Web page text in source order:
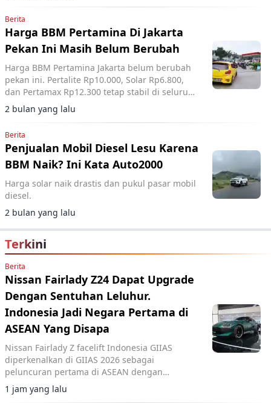
Berita
Harga BBM Pertamina Di Jakarta
Pekan Ini Masih Belum Berubah
Harga BBM Pertamina Jakarta belum berubah
pekan ini. Pertalite Rp10.000, Solar Rp6.800,
dan Pertamax Rp12.300 tetap stabil di seluruh
SPBU.
2 bulan yang lalu
Berita
Penjualan Mobil Diesel Lesu Karena
BBM Naik? Ini Kata Auto2000
Harga solar naik drastis dan pukul pasar mobil
diesel.
2 bulan yang lalu
Terkini
Berita
Nissan Fairlady Z24 Dapat Upgrade
Dengan Sentuhan Leluhur.
Indonesia Jadi Negara Pertama di
ASEAN Yang Disapa
Nissan Fairlady Z facelift Indonesia GIIAS
diperkenalkan di GIIAS 2026 sebagai
peluncuran pertama di ASEAN dengan
upgrade desain bumper G-nose terinspirasi
generasi S30.
1 jam yang lalu